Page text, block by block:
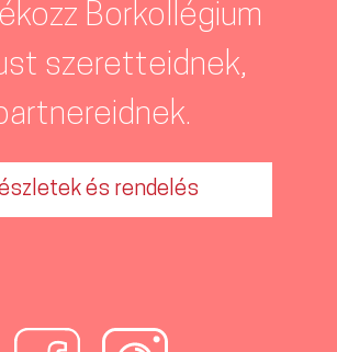
Borkollégium
szeretteidnek,
és rendelés